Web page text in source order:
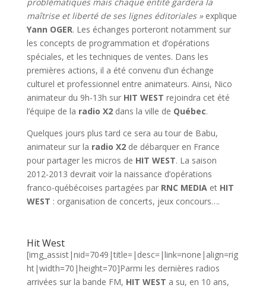
maîtrise et liberté de ses lignes éditoriales »explique
Yann OGER. Les échanges porteront notamment sur
les concepts de programmation et d’opérations
spéciales, et les techniques de ventes. Dans les
premières actions, il a été convenu d’un échange
culturel et professionnel entre animateurs. Ainsi, Nico
animateur du 9h-13h sur HIT WEST rejoindra cet été
l’équipe de la radio X2dans la ville de Québec.
Quelques jours plus tard ce sera au tour de Babu,
animateur sur la radio X2de débarquer en France
pour partager les micros de HIT WEST. La saison
2012-2013 devrait voir la naissance d’opérations
franco-québécoises partagées par RNC MEDIAet HIT
WEST : organisation de concerts, jeux concours….
Hit West
[img_assist|nid=7049|title=|desc=|link=none|align=rig
ht|width=70|height=70]Parmi les dernières radios
arrivées sur la bande FM, HIT WEST a su, en 10 ans,